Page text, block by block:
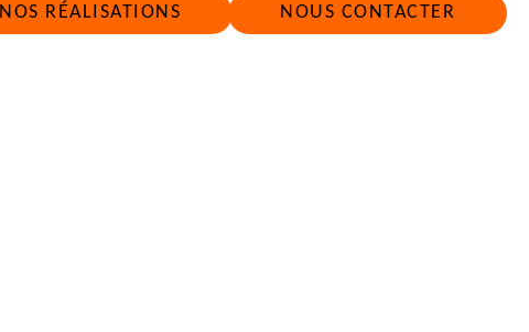
NOS RÉALISATIONS NOUS CONTACTER